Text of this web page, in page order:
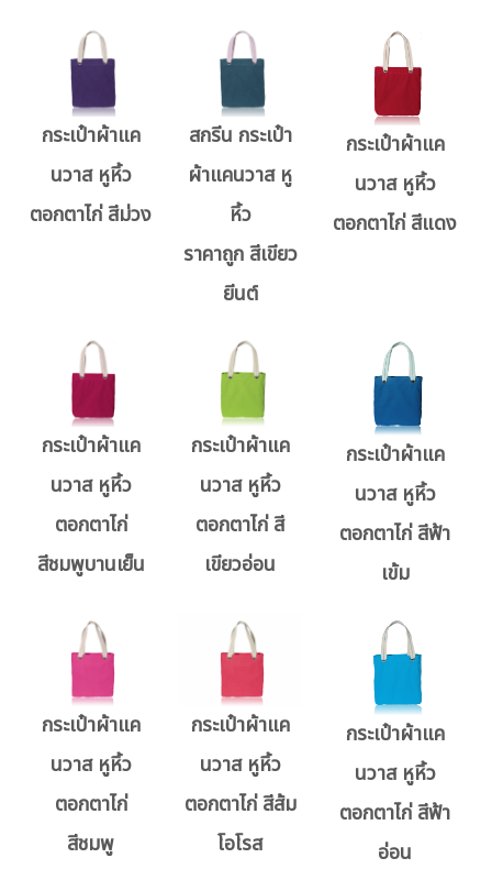
กระเป๋าผ้าแค
นวาส หูหิ้ว
ตอกตาไก่ สีม่วง
สกรีน กระเป๋า
ผ้าแคนวาส หู
หิ้ว
ราคาถูก สีเขียว
ยีนต์
กระเป๋าผ้าแค
นวาส หูหิ้ว
ตอกตาไก่ สีแดง
กระเป๋าผ้าแค
นวาส หูหิ้ว
ตอกตาไก่
สีชมพูบานเย็น
กระเป๋าผ้าแค
นวาส หูหิ้ว
ตอกตาไก่ สี
เขียวอ่อน
กระเป๋าผ้าแค
นวาส หูหิ้ว
ตอกตาไก่ สีฟ้า
เข้ม
กระเป๋าผ้าแค
นวาส หูหิ้ว
ตอกตาไก่
สีชมพู
กระเป๋าผ้าแค
นวาส หูหิ้ว
ตอกตาไก่ สีส้ม
โอโรส
กระเป๋าผ้าแค
นวาส หูหิ้ว
ตอกตาไก่ สีฟ้า
อ่อน